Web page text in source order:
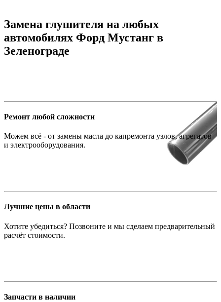
Замена глушителя на любых
автомобилях Форд Мустанг в
Зеленограде
Ремонт любой сложности
Можем всё - от замены масла до капремонта узлов, агрегатов
и электрооборудования.
Лучшие цены в области
Хотите убедиться? Позвоните и мы сделаем предварительный
расчёт стоимости.
Запчасти в наличии